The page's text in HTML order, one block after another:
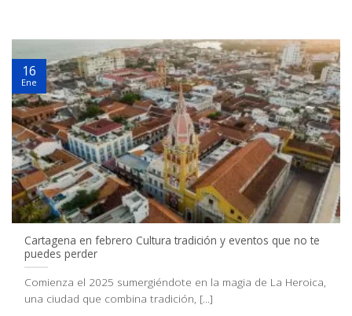
Cartagena en febrero Cultura tradición y eventos que no te
puedes perder
Comienza el 2025 sumergiéndote en la magia de La Heroica,
una ciudad que combina tradición, [...]
16
Ene